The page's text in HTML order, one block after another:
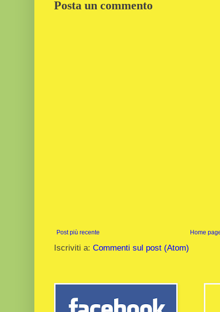
Posta un commento
Post più recente Home
Iscriviti a: Commenti sul post (Atom)